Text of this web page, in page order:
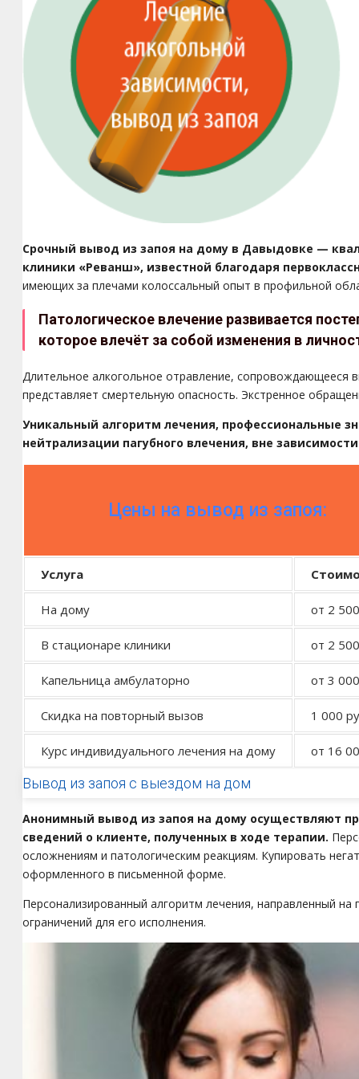
Срочный вывод из запоя на дому в Давыдовке —
клиники «Реванш», известной благодаря
имеющих за плечами колоссальный опыт в профильной
Патологическое влечение развивается
которое влечёт за собой изменения в
Длительное алкогольное отравление, сопровождающееся
представляет смертельную опасность. Экстренное
Уникальный алгоритм лечения, профессиональные
нейтрализации пагубного влечения, вне
Цены на вывод из запоя:
Услуга
На дому от 2
В стационаре клиники от 2
Капельница амбулаторно от 3
Скидка на повторный вызов 1 000
Курс индивидуального лечения на дому от 16
Вывод из запоя с выездом на дом
Анонимный вывод из запоя на дому осуществляют
сведений о клиенте, полученных в ходе терапии.
осложнениям и патологическим реакциям. Купировать
оформленного в письменной форме.
Персонализированный алгоритм лечения, направленный на
ограничений для его исполнения.